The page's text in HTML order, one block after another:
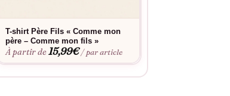
T-shirt Père Fils « Comme mon
père – Comme mon fils »
À partir de15,99€ / par article